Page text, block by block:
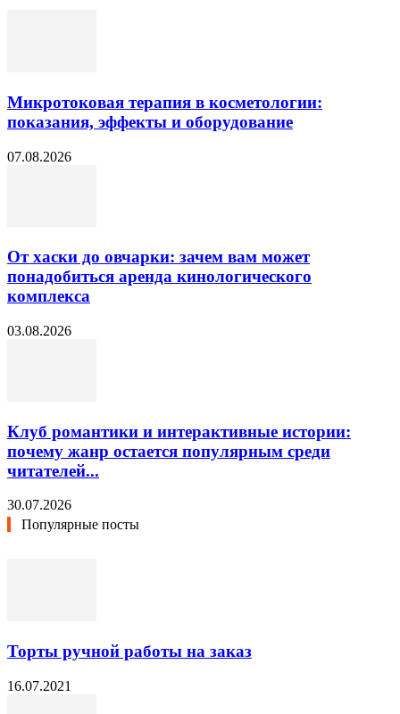
Микротоковая терапия в косметологии:
показания, эффекты и оборудование
07.08.2026
От хаски до овчарки: зачем вам может
понадобиться аренда кинологического
комплекса
03.08.2026
Клуб романтики и интерактивные истории:
почему жанр остается популярным среди
читателей...
30.07.2026
Популярные посты
Торты ручной работы на заказ
16.07.2021